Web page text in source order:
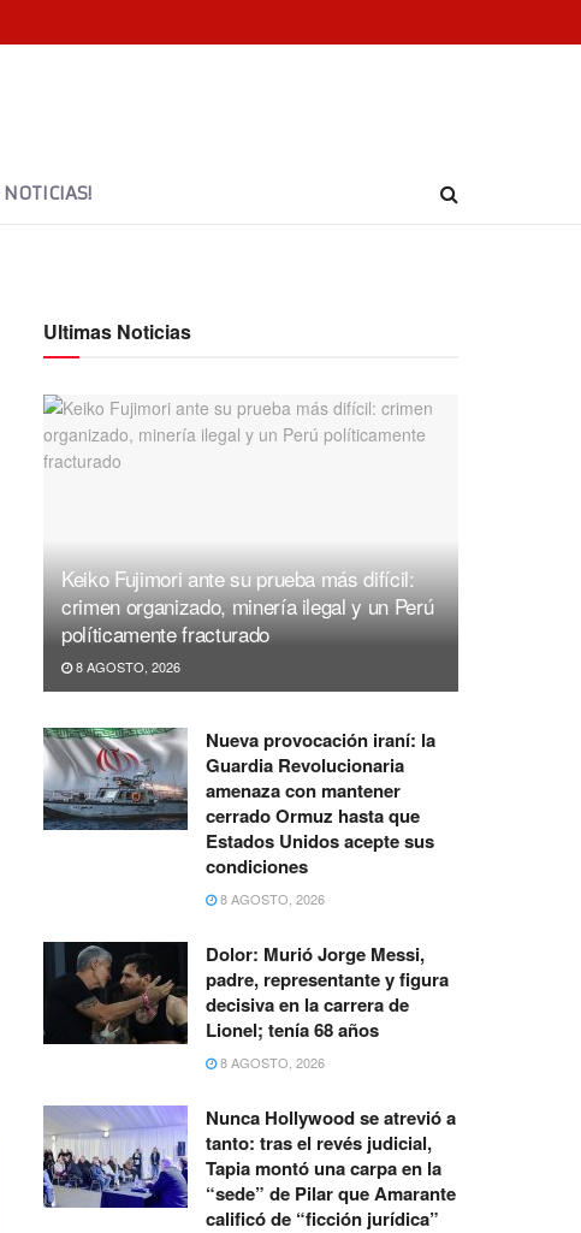
Ultimas Noticias
Keiko Fujimori ante su prueba más difícil:
crimen organizado, minería ilegal y un Perú
políticamente fracturado
8 AGOSTO, 2026
Nueva provocación iraní: la
Guardia Revolucionaria
amenaza con mantener
cerrado Ormuz hasta que
Estados Unidos acepte sus
condiciones
8 AGOSTO, 2026
Dolor: Murió Jorge Messi,
padre, representante y figura
decisiva en la carrera de
Lionel; tenía 68 años
8 AGOSTO, 2026
Nunca Hollywood se atrevió a
tanto: tras el revés judicial,
Tapia montó una carpa en la
“sede” de Pilar que Amarante
calificó de “ficción jurídica”